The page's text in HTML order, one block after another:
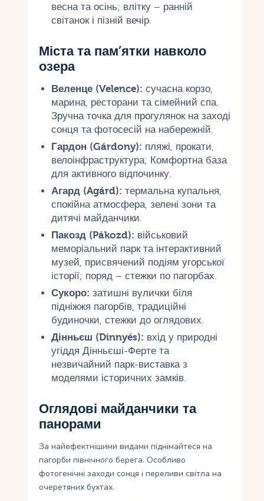
весна та осінь; влітку – ранній
світанок і пізній вечір.
Міста та пам’ятки навколо
озера
Веленце (Velence): сучасна корзо,
марина, ресторани та сімейний спа.
Зручна точка для прогулянок на заході
сонця та фотосесій на набережній.
Гардон (Gárdony): пляжі, прокати,
велоінфраструктура; Комфортна база
для активного відпочинку.
Агард (Agárd): термальна купальня,
спокійна атмосфера, зелені зони та
дитячі майданчики.
Пакозд (Pákozd): військовий
меморіальний парк та інтерактивний
музей, присвячений подіям угорської
історії; поряд – стежки по пагорбах.
Сукоро: затишні вулички біля
підніжжя пагорбів, традиційні
будиночки, стежки до оглядових.
Дінньєш (Dinnyés): вхід у природні
угіддя Дінньєші-Ферте та
незвичайний парк-виставка з
моделями історичних замків.
Оглядові майданчики та
панорами
За найефектнішими видами піднімайтеся на
пагорби північного берега. Особливо
фотогенічні заходи сонця і переливи світла на
очеретяних бухтах.